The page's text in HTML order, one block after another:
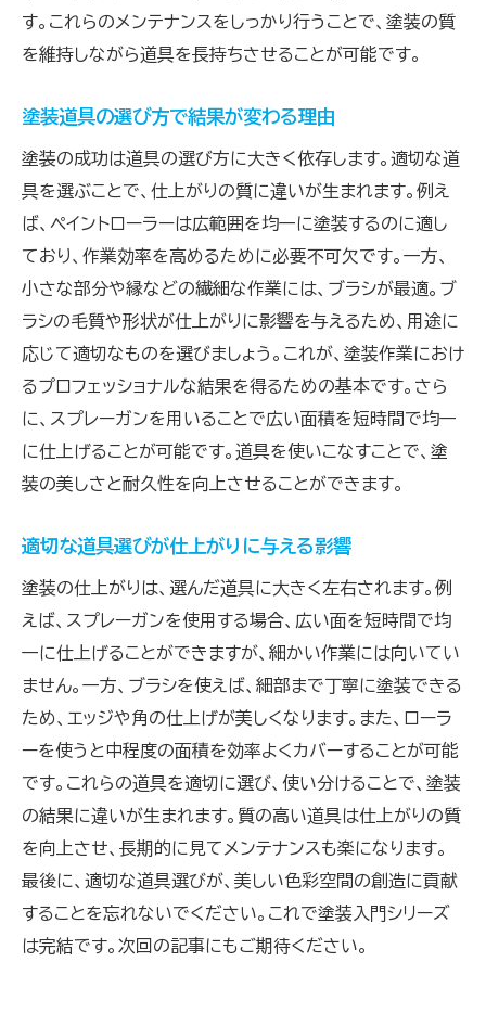
す。これらのメンテナンスをしっかり行うことで、塗装の質
を維持しながら道具を長持ちさせることが可能です。
塗装道具の選び方で結果が変わる理由
塗装の成功は道具の選び方に大きく依存します。適切な道
具を選ぶことで、仕上がりの質に違いが生まれます。例え
ば、ペイントローラーは広範囲を均一に塗装するのに適し
ており、作業効率を高めるために必要不可欠です。一方、
小さな部分や縁などの繊細な作業には、ブラシが最適。ブ
ラシの毛質や形状が仕上がりに影響を与えるため、用途に
応じて適切なものを選びましょう。これが、塗装作業におけ
るプロフェッショナルな結果を得るための基本です。さら
に、スプレーガンを用いることで広い面積を短時間で均一
に仕上げることが可能です。道具を使いこなすことで、塗
装の美しさと耐久性を向上させることができます。
適切な道具選びが仕上がりに与える影響
塗装の仕上がりは、選んだ道具に大きく左右されます。例
えば、スプレーガンを使用する場合、広い面を短時間で均
一に仕上げることができますが、細かい作業には向いてい
ません。一方、ブラシを使えば、細部まで丁寧に塗装できる
ため、エッジや角の仕上げが美しくなります。また、ローラ
ーを使うと中程度の面積を効率よくカバーすることが可能
です。これらの道具を適切に選び、使い分けることで、塗装
の結果に違いが生まれます。質の高い道具は仕上がりの質
を向上させ、長期的に見てメンテナンスも楽になります。
最後に、適切な道具選びが、美しい色彩空間の創造に貢献
することを忘れないでください。これで塗装入門シリーズ
は完結です。次回の記事にもご期待ください。